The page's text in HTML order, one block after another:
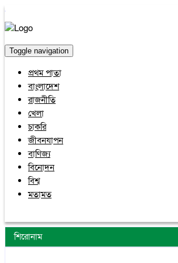
Toggle navigation
প্রথম পাতা
বাংলাদেশ
রাজনীতি
খেলা
চাকরি
জীবনযাপন
বাণিজ্য
বিনোদন
বিশ্ব
মতামত
শিরোনাম